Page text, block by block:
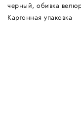
черный, обивка
Картонная упаковка